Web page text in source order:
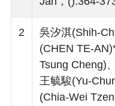
2
吳汐淇(Shih-
(CHEN TE-
Tsung Cheng)
王毓駿(Yu-
(Chia-Wei